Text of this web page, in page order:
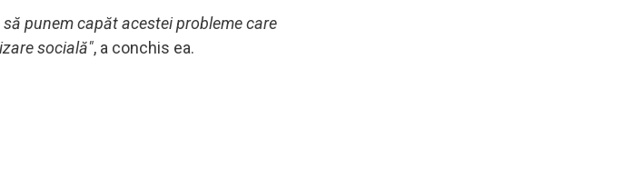
punem capăt acestei probleme care
socială", a conchis ea.